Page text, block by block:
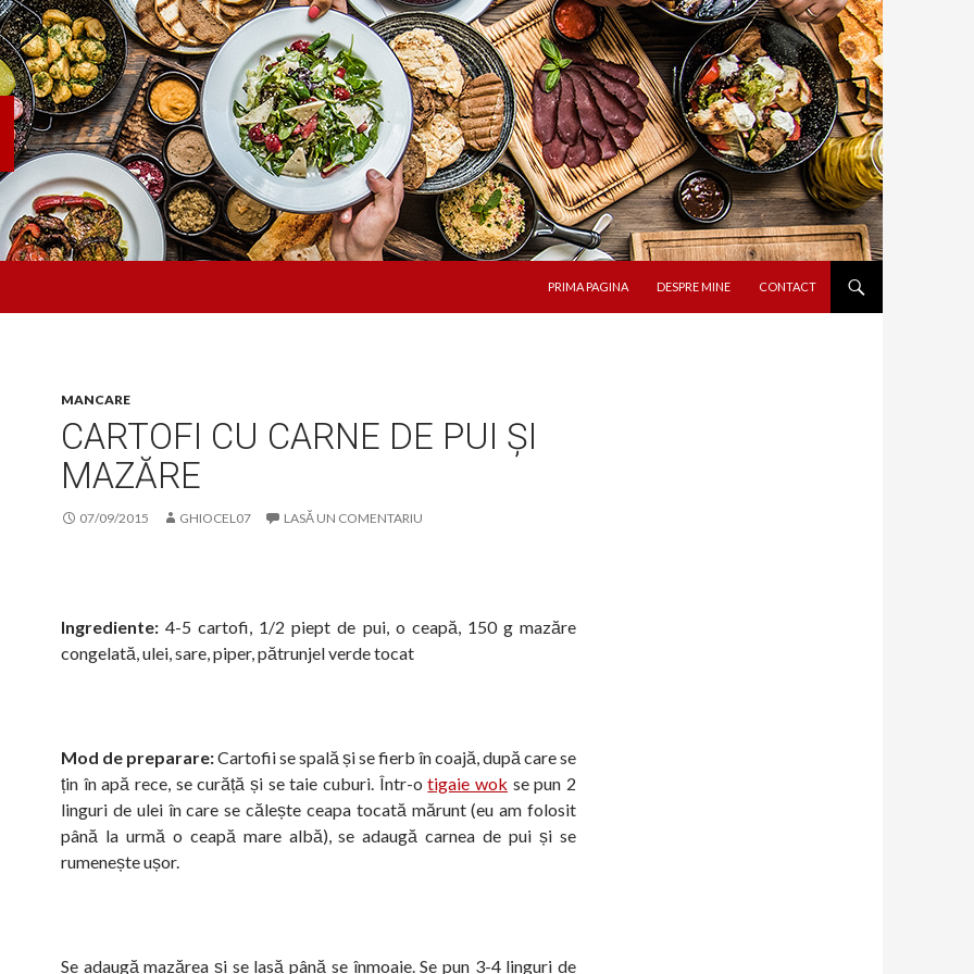
PRIMA PAGINA
DESPRE MINE CONTACT
MANCARE
CARTOFI CU CARNE DE PUI ȘI
MAZĂRE
07/09/2015 GHIOCEL07 LASĂ UN COMENTARIU
Ingrediente: 4-5 cartofi, 1/2 piept de pui, o ceapă, 150 g mazăre
congelată, ulei, sare, piper, pătrunjel verde tocat
Mod de preparare:Cartofii se spală și se fierb în coajă, după care se
țin în apă rece, se curăță și se taie cuburi. Într-otigaie wok se pun 2
linguri de ulei în care se călește ceapa tocată mărunt (eu am folosit
până la urmă o ceapă mare albă), se adaugă carnea de pui și se
rumenește ușor.
Se adaugă mazărea și se lasă până se înmoaie. Se pun 3-4 linguri de